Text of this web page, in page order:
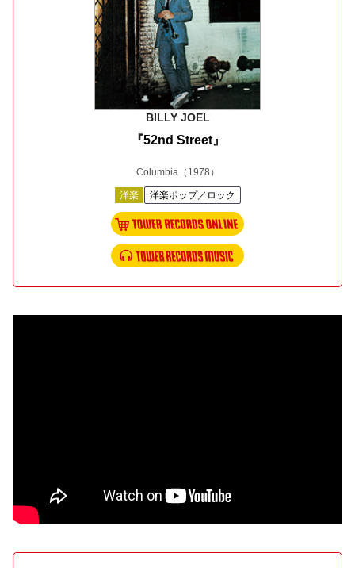
BILLY JOEL
『52nd Street』
Columbia（1978）
洋楽 洋楽ポップ／ロック